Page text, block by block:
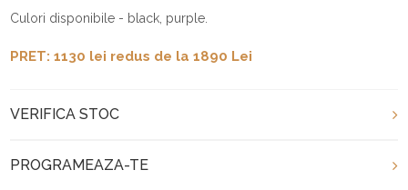
Culori disponibile - black, purple.
PRET: 1130 lei redus de la 1890 Lei
VERIFICA STOC
PROGRAMEAZA-TE